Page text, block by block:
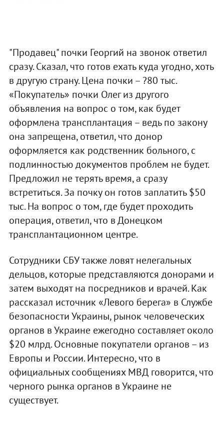
"Продавец" почки Георгий на звонок ответил
сразу. Сказал, что готов ехать куда угодно, хоть
в другую страну. Цена почки – ?80 тыс.
«Покупатель» почки Олег из другого
объявления на вопрос о том, как будет
оформлена трансплантация – ведь по закону
она запрещена, ответил, что донор
оформляется как родственник больного, с
подлинностью документов проблем не будет.
Предложил не терять время, а сразу
встретиться. За почку он готов заплатить $50
тыс. На вопрос о том, где будет проходить
операция, ответил, что в Донецком
трансплантационном центре.
Сотрудники СБУ также ловят нелегальных
дельцов, которые представляются донорами и
затем выходят на посредников и врачей. Как
рассказал источник «Левого берега» в Службе
безопасности Украины, рынок человеческих
органов в Украине ежегодно составляет около
$20 млрд. Основные покупатели органов – из
Европы и России. Интересно, что в
официальных сообщениях МВД говорится, что
черного рынка органов в Украине не
существует.